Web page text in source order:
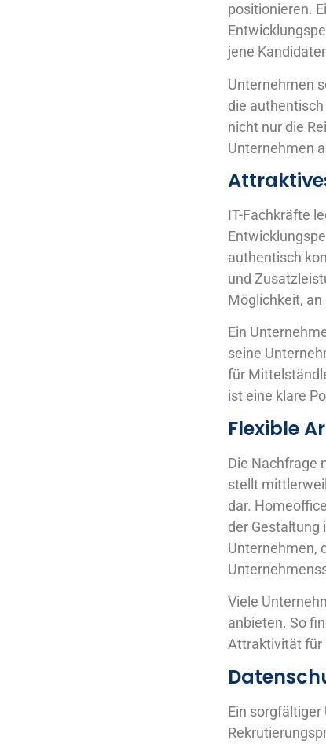
positionieren.
jene
Unternehmen
die
nicht nur die
Unternehmen
IT-Fachkräfte
authentisch
und
Möglichkeit,
Ein
seine
für
ist eine klare
Flexible
Die Nachfrage
stellt
dar.
der Gestaltung
Unternehmen,
Viele
anbieten. So
Attraktivität für
Ein